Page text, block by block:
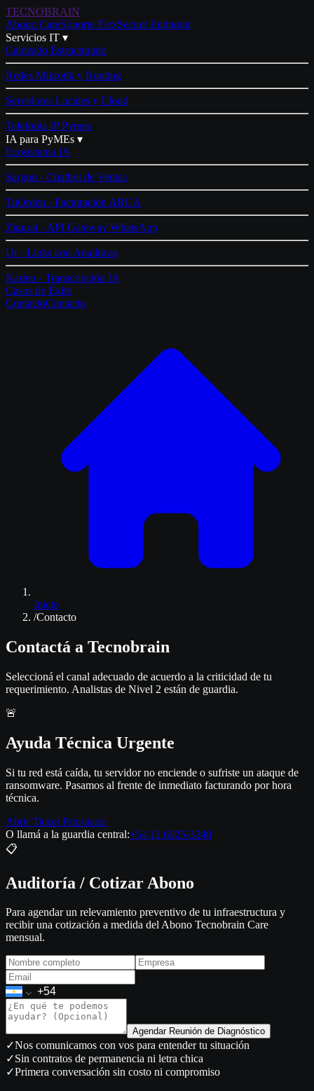
TECNOBRAIN
Abono CareSoporte FlexSecure Endpoint
Servicios IT ▾
Cableado Estructurado
Redes Mikrotik y Routing
Servidores Locales y Cloud
Telefonía IP Pymes
IA para PyMEs ▾
Ecosistema IA
Sargon - Chatbot de Ventas
TuOrden - Facturación ARCA
Zigurat - API Gateway WhatsApp
Ur - Links con Analíticas
Karien - Transcripción IA
Casos de Éxito
ContactoContacto
Inicio
/Contacto
Contactá a Tecnobrain
Seleccioná el canal adecuado de acuerdo a la criticidad de tu
requerimiento. Analistas de Nivel 2 están de guardia.
🚨
Ayuda Técnica Urgente
Si tu red está caída, tu servidor no enciende o sufriste un ataque de
ransomware. Pasamos al frente de inmediato facturando por hora
técnica.
Abrir Ticket Prioritario
O llamá a la guardia central:+54 11 6025-3240
📋
Auditoría / Cotizar Abono
Para agendar un relevamiento preventivo de tu infraestructura y
recibir una cotización a medida del Abono Tecnobrain Care
mensual.
Agendar Reunión de Diagnóstico
✓Nos comunicamos con vos para entender tu situación
✓Sin contratos de permanencia ni letra chica
✓Primera conversación sin costo ni compromiso